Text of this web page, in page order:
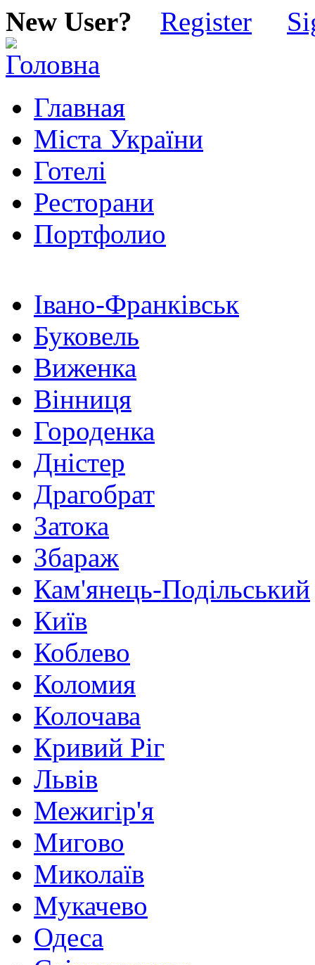
New User? Register
Главная
Міста України
Готелі
Ресторани
Портфолио
Івано-Франківськ
Буковель
Виженка
Вінниця
Городенка
Дністер
Драгобрат
Затока
Збараж
Кам'янець-Подільський
Київ
Коблево
Коломия
Колочава
Кривий Ріг
Львів
Межигір'я
Мигово
Миколаїв
Мукачево
Одеса